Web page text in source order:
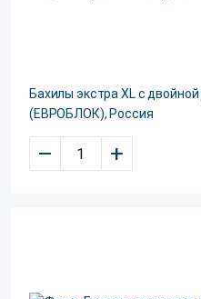
Бахилы экстра XL с
(ЕВРОБЛОК), Россия
– +